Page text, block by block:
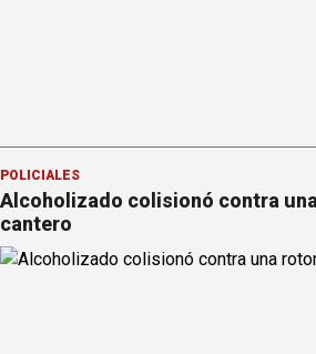
POLICIALES
Alcoholizado colisionó contra
cantero